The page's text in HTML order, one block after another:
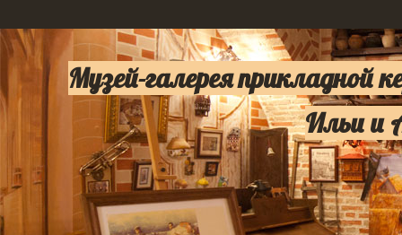
Музей-галерея прикладной
Ильи и